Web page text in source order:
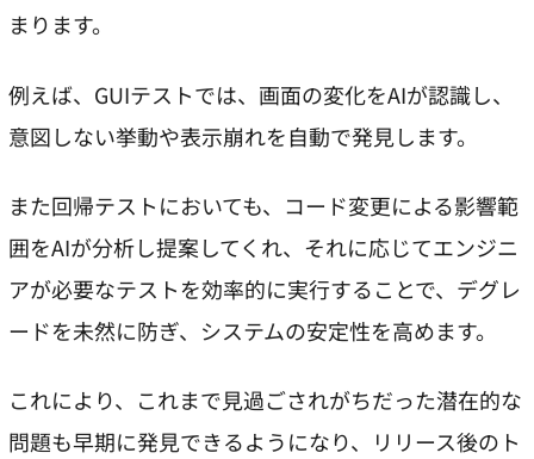
まります。
例えば、GUIテストでは、画面の変化をAIが認識し、
意図しない挙動や表示崩れを自動で発見します。
また回帰テストにおいても、コード変更による影響範
囲をAIが分析し提案してくれ、それに応じてエンジニ
アが必要なテストを効率的に実行することで、デグレ
ードを未然に防ぎ、システムの安定性を高めます。
これにより、これまで見過ごされがちだった潜在的な
問題も早期に発見できるようになり、リリース後のト